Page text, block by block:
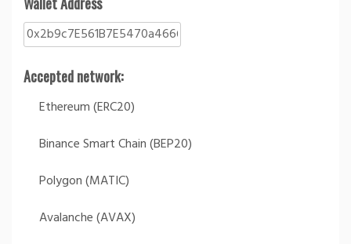
Accepted network:
Ethereum (ERC20)
Binance Smart Chain (BEP20)
Polygon (MATIC)
Avalanche (AVAX)